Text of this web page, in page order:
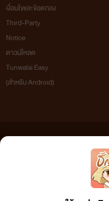
เงื่อนไขและข้อตกลง
Third-Party
Notice
ดาวน์โหลด
Tunwalai Easy
(สำหรับ Android)
เว็บไซต์แห่งนี้ไม่ได้เห็นด้วยและไม่ขอรับผิดชอบต่
วิจารณญาณในการกลั่นกรองด้วยตนเอง และหาก
กรุณาแจ้งมาที่ tunwalai@ookbee.com เพื่อทีมง
ลิขสิทธิ์ตามพระราชบัญญัติลิขสิทธิ์ (ฉบับเพิ่มเติม)